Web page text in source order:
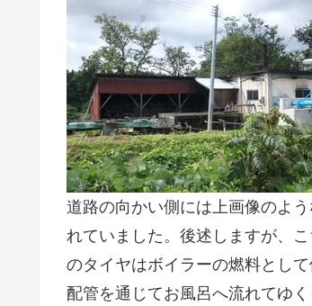
道路の向かい側には上画像のよ
れていました。後述しますが、
のタイヤはボイラーの燃料とし
配管を通じてお風呂へ流れてゆく